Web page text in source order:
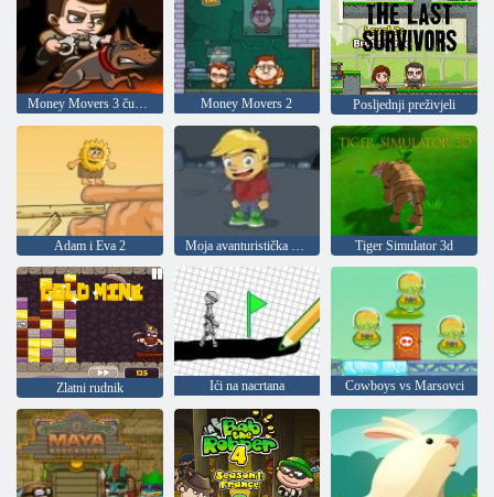
Money Movers 3 čuvarna dužnost Money Movers 2 Posljednji preživjeli
Adam i Eva 2 Moja avanturistička knjiga 2 Tiger Simulator 3d
Zlatni rudnik Ići na nacrtana Cowboys vs Marsovci